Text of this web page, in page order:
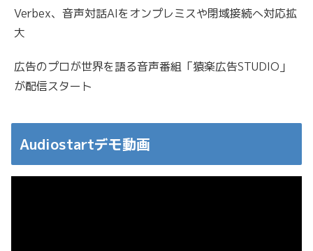
Verbex、音声対話AIをオンプレミスや閉域接続へ対応拡
大
広告のプロが世界を語る音声番組「猿楽広告STUDIO」
が配信スタート
Audiostartデモ動画